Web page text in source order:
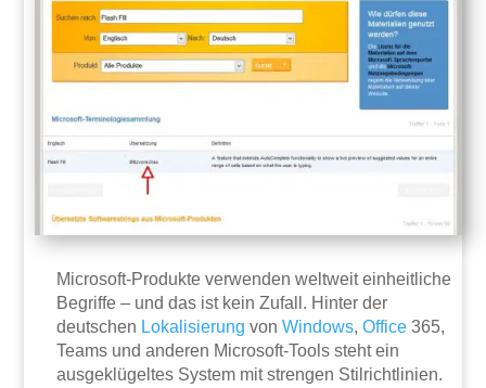
Microsoft-Produkte verwenden weltweit einheitliche
Begriffe – und das ist kein Zufall. Hinter der
deutschen Lokalisierung vonWindows,Office 365,
Teams und anderen Microsoft-Tools steht ein
ausgeklügeltes System mit strengen Stilrichtlinien.